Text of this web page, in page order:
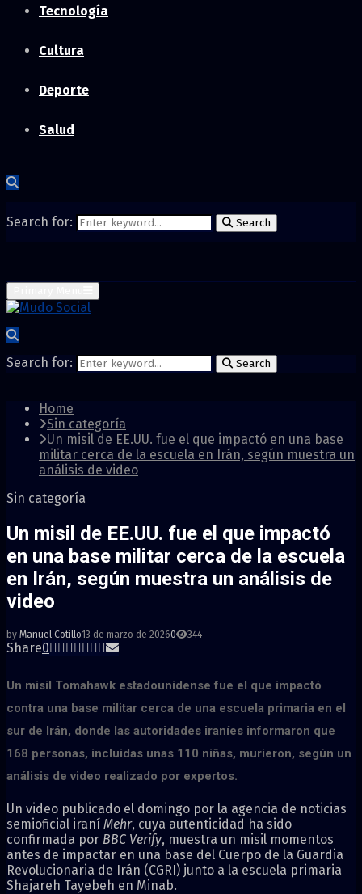
Tecnología
Cultura
Deporte
Salud
Search for: Search
Search for: Search
Home
Sin categoría
Un misil de EE.UU. fue el que impactó en una base
militar cerca de la escuela en Irán, según muestra un
análisis de video
Sin categoría
Un misil de EE.UU. fue el que impactó
en una base militar cerca de la escuela
en Irán, según muestra un análisis de
video
by Manuel Cotillo13 de marzo de 20260 344
Share0
Un misil Tomahawk estadounidense fue el que impactó
contra una base militar cerca de una escuela primaria en el
sur de Irán, donde las autoridades iraníes informaron que
168 personas, incluidas unas 110 niñas, murieron, según un
análisis de video realizado por expertos.
Un video publicado el domingo por la agencia de noticias
semioficial iraní Mehr, cuya autenticidad ha sido
confirmada por BBC Verify, muestra un misil momentos
antes de impactar en una base del Cuerpo de la Guardia
Revolucionaria de Irán (CGRI) junto a la escuela primaria
Shajareh Tayebeh en Minab.